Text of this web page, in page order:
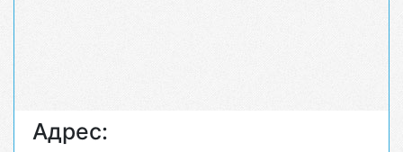
Адрес: